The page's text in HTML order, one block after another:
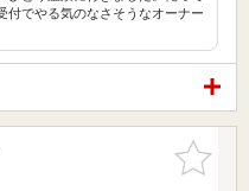
付でやる気のなさそうなオーナー
お気に入
りに追加